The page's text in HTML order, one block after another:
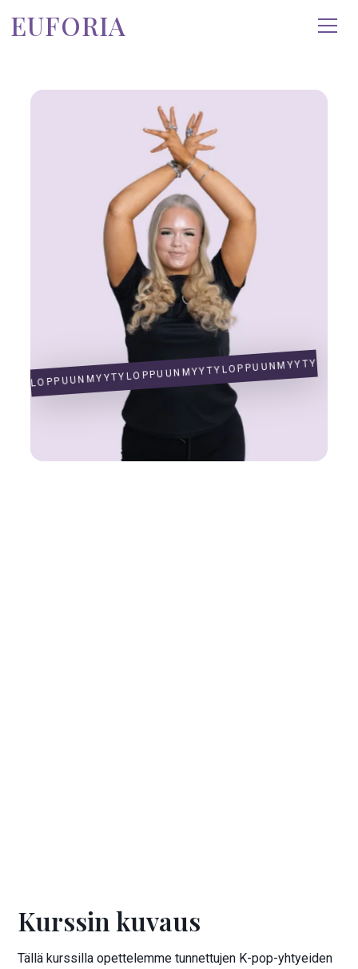
EUFORIA
LOPPUUNMYYTYLOPPUUNMYYTYLOPPUUNMYYTY
Kurssin kuvaus
Tällä kurssilla opettelemme tunnettujen K-pop-yhtyeiden